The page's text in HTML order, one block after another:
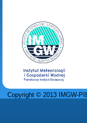
Copyright © 2013 IMGW-